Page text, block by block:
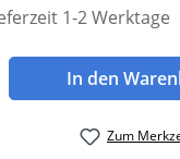
1-2 Werktage
Gib den
In den
Zum